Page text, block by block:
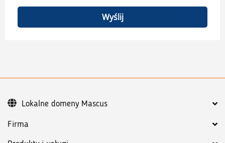
Wyślij
Firma
Lokalne domeny Mascus